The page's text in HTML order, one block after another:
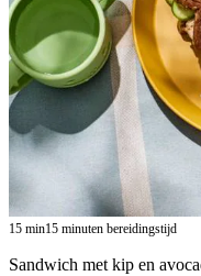
15 min15 minuten bereidingstijd
Sandwich met kip en